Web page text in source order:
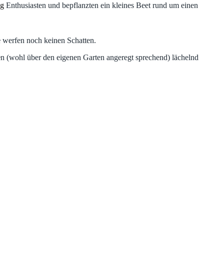
Enthusiasten und bepflanzten ein kleines Beet rund um einen
noch keinen Schatten.
über den eigenen Garten angeregt sprechend) lächelnd